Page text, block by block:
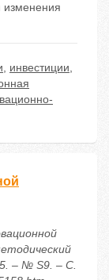
изменения
, инвестиции,
– № S9. – С.